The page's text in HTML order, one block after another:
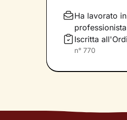
definiscono ma
Questo ti
individuare
Ha lavorato
professionista
Iscritta
n° 770